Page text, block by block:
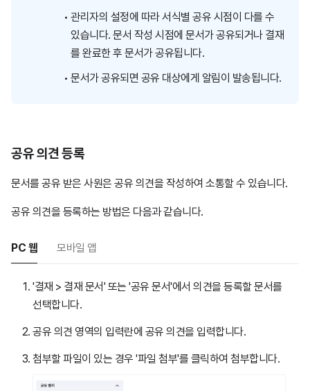
관리자의 설정에 따라 서식별 공유 시점이 다를 수
있습니다. 문서 작성 시점에 문서가 공유되거나 결재
를 완료한 후 문서가 공유됩니다.
문서가 공유되면 공유 대상에게 알림이 발송됩니다.
공유 의견 등록
문서를 공유 받은 사원은 공유 의견을 작성하여 소통할 수 있습니다.
공유 의견을 등록하는 방법은 다음과 같습니다.
PC 웹 모바일 앱
'결재 > 결재 문서' 또는 '공유 문서'에서 의견을 등록할 문서를
선택합니다.
공유 의견 영역의 입력란에 공유 의견을 입력합니다.
첨부할 파일이 있는 경우 '파일 첨부'를 클릭하여 첨부합니다.